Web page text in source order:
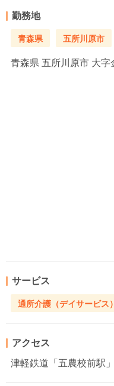
勤務地
青森県 五所川原市
青森県 五所川原市 大字
サービス
通所介護（デイサービス）
アクセス
津軽鉄道「五農校前駅